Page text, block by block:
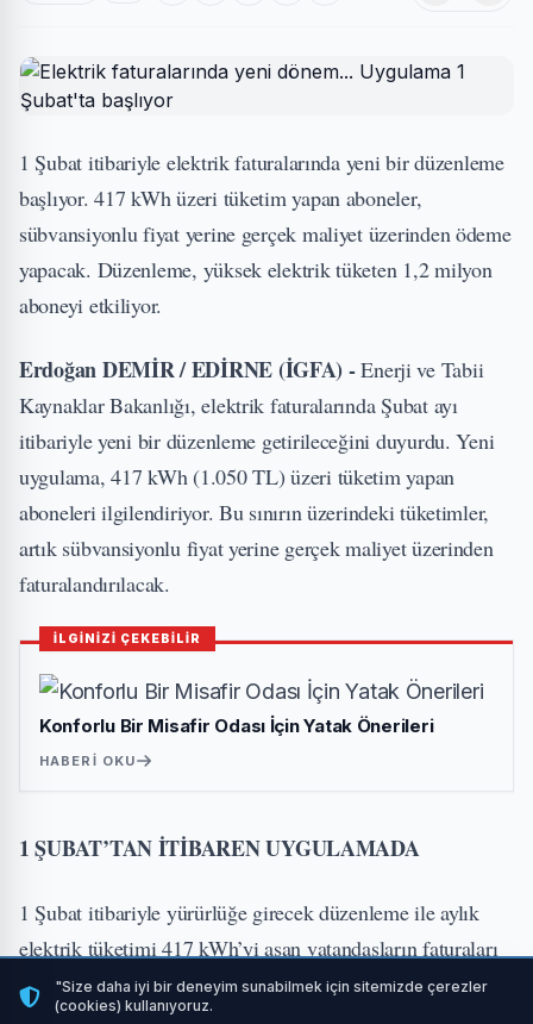
1 Şubat itibariyle elektrik faturalarında yeni bir düzenleme
başlıyor. 417 kWh üzeri tüketim yapan aboneler,
sübvansiyonlu fiyat yerine gerçek maliyet üzerinden ödeme
yapacak. Düzenleme, yüksek elektrik tüketen 1,2 milyon
aboneyi etkiliyor.
Erdoğan DEMİR / EDİRNE (İGFA) -Enerji ve Tabii
Kaynaklar Bakanlığı, elektrik faturalarında Şubat ayı
itibariyle yeni bir düzenleme getirileceğini duyurdu. Yeni
uygulama, 417 kWh (1.050 TL) üzeri tüketim yapan
aboneleri ilgilendiriyor. Bu sınırın üzerindeki tüketimler,
artık sübvansiyonlu fiyat yerine gerçek maliyet üzerinden
faturalandırılacak.
İLGİNİZİ ÇEKEBİLİR
Konforlu Bir Misafir Odası İçin Yatak Önerileri
HABERI OKU
1 ŞUBAT’TAN İTİBAREN UYGULAMADA
1 Şubat itibariyle yürürlüğe girecek düzenleme ile aylık
elektrik tüketimi 417 kWh’yi aşan vatandaşların faturaları
ciddi şekilde artacak.
"Size daha iyi bir deneyim sunabilmek için sitemizde çerezler
(cookies) kullanıyoruz.